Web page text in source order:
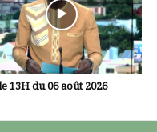
13H du 06 août 2026